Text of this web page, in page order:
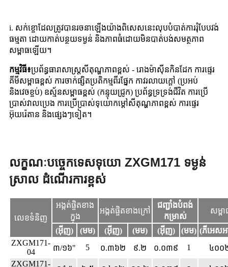
i. សក់​ខ្ចោ​ដែល​ត្រូវ​បាន​រចនា​ឡើង​យ៉ាង​ពិសេស​នេះ​លុប​បំបាត់​ការ​រុំ​បែប​វង់​
ធម្មតា ដោយ​កាត់​បន្ថយ​ទម្ងន់ និង​ភាព​ធំ​ដោយ​មិន​បាត់បង់​សមត្ថភាព​
សម្ពាធ​ឡើយ។
កម្មវិធី៖ប្រព័ន្ធធារាសាស្ត្រសីតុណ្ហភាពខ្ពស់ - រោងម៉ាស៊ីនកិនដែក ការផ្ទេរ
គីមីសម្ពាធខ្ពស់ ការចាក់ផ្សិតប្រតិកម្មពីរផ្នែក កាវរលាយក្តៅ (ប្រអប់
និងវេចខ្ចប់) ឧស្ម័នសម្ពាធខ្ពស់ (កន្ទុយជ្រូក) ប្រព័ន្ធទ្រទ្រង់ជីវិត ការប្រើ
ប្រាស់វាលប្រេង ការប្រើប្រាស់ទុយោកម្តៅសីតុណ្ហភាពខ្ពស់ ការផ្ទេរ
អ៊ុយរ៉េតាន និងផ្សេងៗទៀត។
លក្ខណៈបច្ចេកទេសទុយោ ZXGM171 ទម្ងន់
ស្រាល ដំណើរការខ្ពស់
លេខទំនិញ
អង្កត់ផ្ចិតខាង
ក្នុង
អង្កត់ផ្ចិតខាងក្រៅ
ជញ្ជាំងបំពង់
កម្រាស់
សម្ពា
(អ៊ីញ) (មម) (អ៊ីញ) (មម) (អ៊ីញ) (មម) (ភីអេស
ZXGM171-
04
៣/១៦" 5 ០.៣៦២ ៩.២ ០.០៣៩ 1
៤០០
ZXGM171-